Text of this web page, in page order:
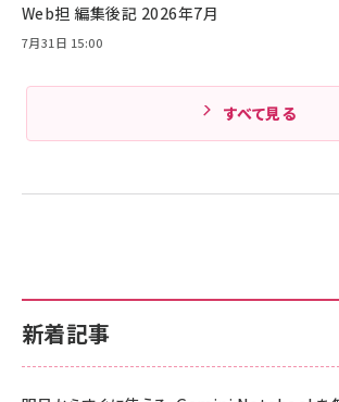
Amazonランキングをもっと
新着記事
Web担 編集後記 2026年7月
7月31日 15:00
すべて見る